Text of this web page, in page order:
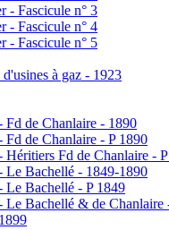
- Fascicule n° 3
- Fascicule n° 4
- Fascicule n° 5
à gaz - 1923
de Chanlaire - 1890
de Chanlaire - P 1890
Fd de Chanlaire -
Le Bachellé - 1849-1890
Le Bachellé - P 1849
Le Bachellé & de Chanlaire